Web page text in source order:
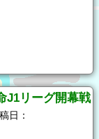
J1リーグ開幕戦
日：